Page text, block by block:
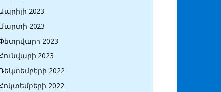
Ապրիլի 2023
Մարտի 2023
2023
2023
2022
2022